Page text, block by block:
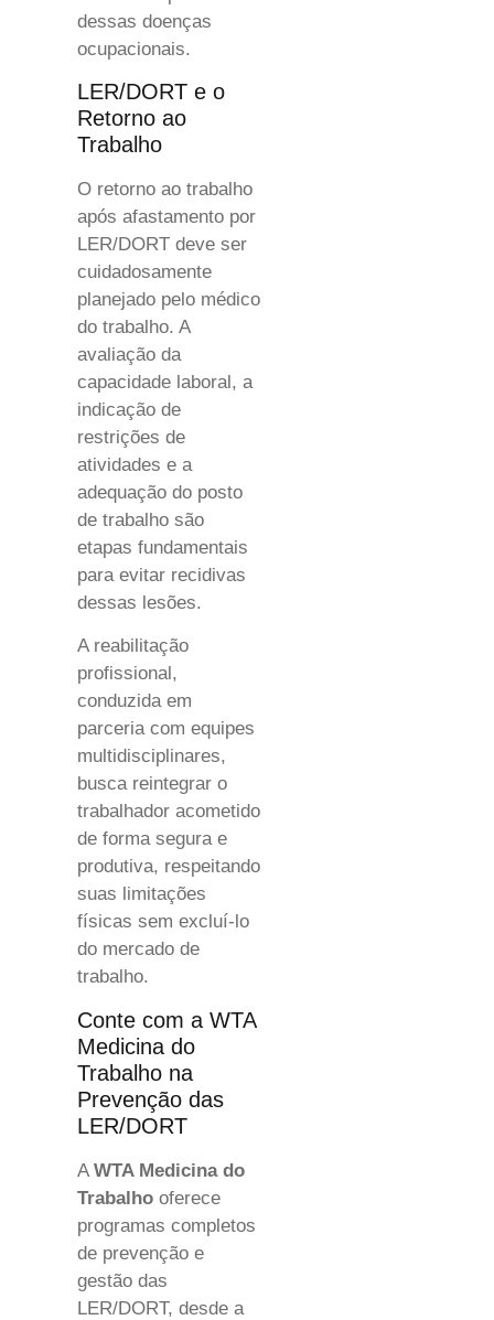
dessas doenças
ocupacionais.
LER/DORT e o
Retorno ao
Trabalho
O retorno ao trabalho
após afastamento por
LER/DORT deve ser
cuidadosamente
planejado pelo médico
do trabalho. A
avaliação da
capacidade laboral, a
indicação de
restrições de
atividades e a
adequação do posto
de trabalho são
etapas fundamentais
para evitar recidivas
dessas lesões.
A reabilitação
profissional,
conduzida em
parceria com equipes
multidisciplinares,
busca reintegrar o
trabalhador acometido
de forma segura e
produtiva, respeitando
suas limitações
físicas sem excluí-lo
do mercado de
trabalho.
Conte com a WTA
Medicina do
Trabalho na
Prevenção das
LER/DORT
A WTA Medicina do
Trabalho oferece
programas completos
de prevenção e
gestão das
LER/DORT, desde a